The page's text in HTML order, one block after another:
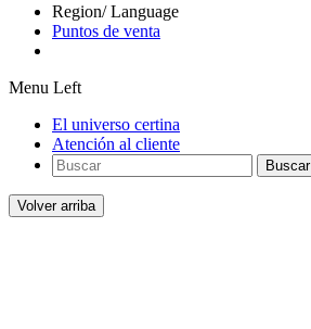
Region/ Language
Puntos de venta
Menu Left
El universo certina
Atención al cliente
Buscar
Volver arriba